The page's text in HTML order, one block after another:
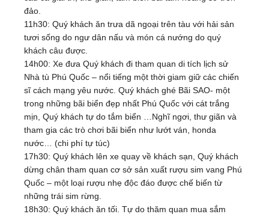
đảo.
11h30: Quý khách ăn trưa dã ngoại trên tàu với hải sản
tươi sống do ngư dân nấu và món cá nướng do quý
khách câu được.
14h00: Xe đưa Quý khách đi tham quan di tích lịch sử
Nhà tù Phú Quốc – nổi tiếng một thời giam giữ các chiến
sĩ cách mạng yêu nước. Quý khách ghé Bãi SAO- một
trong những bãi biển đẹp nhất Phú Quốc với cát trắng
mịn, Quý khách tự do tắm biển …Nghĩ ngơi, thư giãn và
tham gia các trò chơi bãi biển như lướt ván, honda
nước… (chi phí tự túc)
17h30: Quý khách lên xe quay về khách sạn, Quý khách
dừng chân tham quan cơ sở sản xuất rượu sim vang Phú
Quốc – một loại rượu nhẹ độc đáo được chế biến từ
những trái sim rừng.
18h30: Quý khách ăn tối. Tự do thăm quan mua sắm